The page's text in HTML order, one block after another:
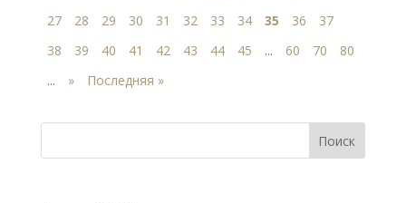
27
28 29 30 31 32 33 34 35 36
37
38
39 40 41 42 43 44 45 ... 60 70
80
...
» Последняя »
Поиск